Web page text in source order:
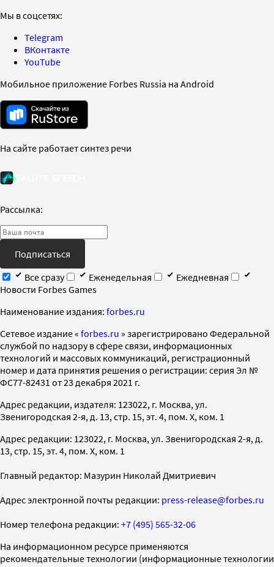
Мы в соцсетях:
Telegram
ВКонтакте
YouTube
Мобильное приложение Forbes Russia на Android
На сайте работает синтез речи
Рассылка:
Подписаться
Все сразу
Еженедельная
Ежедневная
Новости Forbes Games
Наименование издания: forbes.ru
Cетевое издание « forbes.ru » зарегистрировано Федеральной
службой по надзору в сфере связи, информационных
технологий и массовых коммуникаций, регистрационный
номер и дата принятия решения о регистрации: серия Эл №
ФС77-82431 от 23 декабря 2021 г.
Адрес редакции, издателя: 123022, г. Москва, ул.
Звенигородская 2-я, д. 13, стр. 15, эт. 4, пом. X, ком. 1
Адрес редакции: 123022, г. Москва, ул. Звенигородская 2-я, д.
13, стр. 15, эт. 4, пом. X, ком. 1
Главный редактор: Мазурин Николай Дмитриевич
Адрес электронной почты редакции: press-release@forbes.ru
Номер телефона редакции: +7 (495) 565-32-06
На информационном ресурсе применяются
рекомендательные технологии (информационные технологии